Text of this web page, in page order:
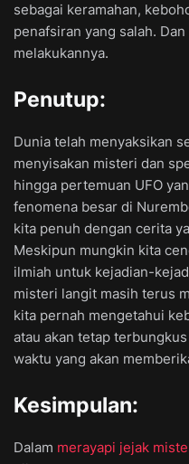
sebagai keramahan,
penafsiran yang salah.
melakukannya.
Penutup:
Dunia telah menyaksikan
menyisakan misteri dan
hingga pertemuan UFO
fenomena besar di
kita penuh dengan cerita
Meskipun mungkin kita
ilmiah untuk kejadian-
misteri langit masih terus
kita pernah mengetahui
atau akan tetap
waktu yang akan
Kesimpulan:
Dalam merayapi jejak